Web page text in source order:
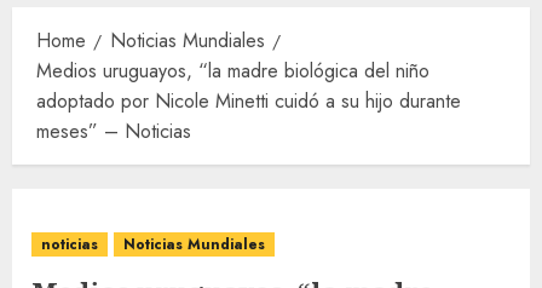
Home
Noticias Mundiales
Medios uruguayos, “la madre biológica del niño
adoptado por Nicole Minetti cuidó a su hijo durante
meses” – Noticias
noticias Noticias Mundiales